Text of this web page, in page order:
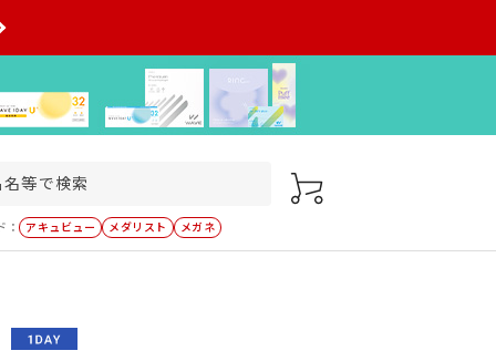
： アキュビュー メダリスト メガネ